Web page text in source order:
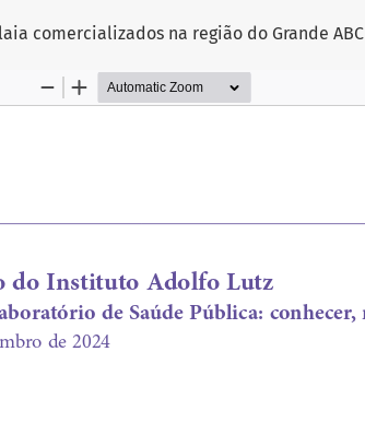
comercializados na região do Grande ABC